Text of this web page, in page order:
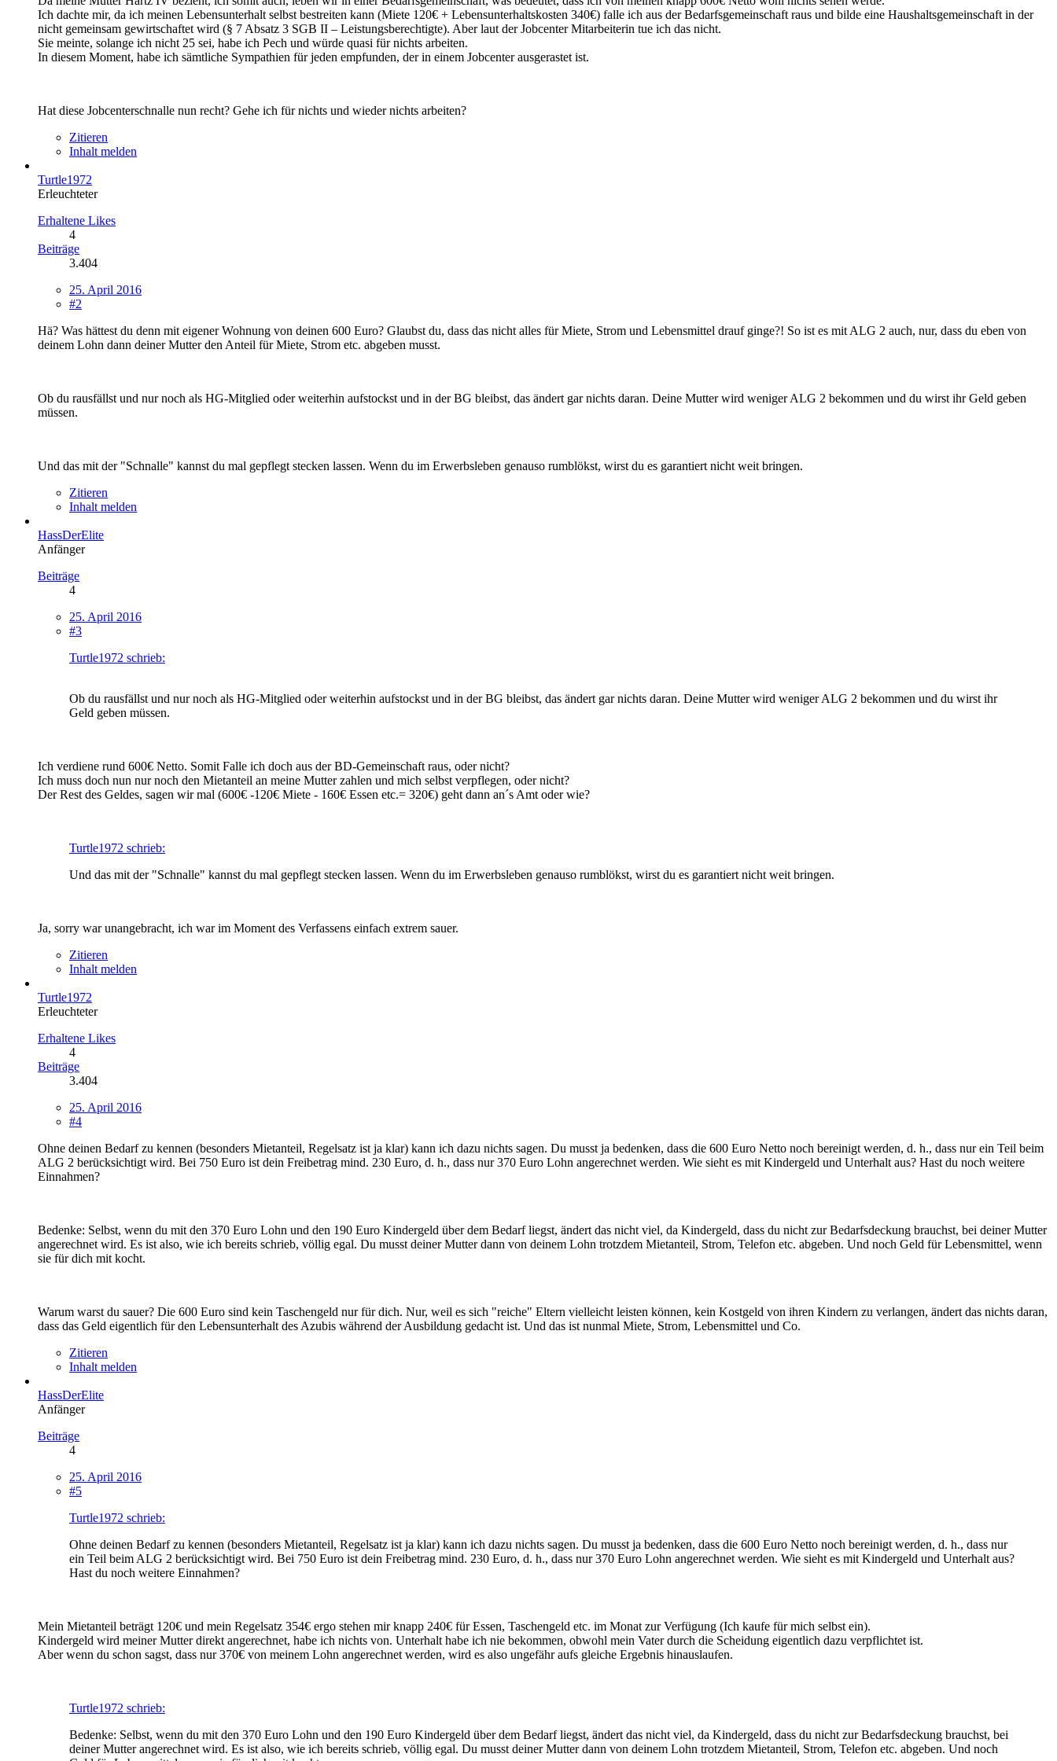
Ich dachte mir, da ich meinen Lebensunterhalt selbst bestreiten kann (Miete 120€ + Lebensunterhaltskosten 340€) falle ich aus der Bedarfsgemeinschaft raus und bilde eine Haushaltsgemeinschaft in der
nicht gemeinsam gewirtschaftet wird (§ 7 Absatz 3 SGB II – Leistungsberechtigte). Aber laut der Jobcenter Mitarbeiterin tue ich das nicht.
Sie meinte, solange ich nicht 25 sei, habe ich Pech und würde quasi für nichts arbeiten.
In diesem Moment, habe ich sämtliche Sympathien für jeden empfunden, der in einem Jobcenter ausgerastet ist.
Hat diese Jobcenterschnalle nun recht? Gehe ich für nichts und wieder nichts arbeiten?
Zitieren
Inhalt melden
Turtle1972
Erleuchteter
Erhaltene Likes
4
Beiträge
3.404
25. April 2016
#2
Hä? Was hättest du denn mit eigener Wohnung von deinen 600 Euro? Glaubst du, dass das nicht alles für Miete, Strom und Lebensmittel drauf ginge?! So ist es mit ALG 2 auch, nur, dass du eben von
deinem Lohn dann deiner Mutter den Anteil für Miete, Strom etc. abgeben musst.
Ob du rausfällst und nur noch als HG-Mitglied oder weiterhin aufstockst und in der BG bleibst, das ändert gar nichts daran. Deine Mutter wird weniger ALG 2 bekommen und du wirst ihr Geld geben
müssen.
Und das mit der "Schnalle" kannst du mal gepflegt stecken lassen. Wenn du im Erwerbsleben genauso rumblökst, wirst du es garantiert nicht weit bringen.
Zitieren
Inhalt melden
HassDerElite
Anfänger
Beiträge
4
25. April 2016
#3
Turtle1972 schrieb:
Ob du rausfällst und nur noch als HG-Mitglied oder weiterhin aufstockst und in der BG bleibst, das ändert gar nichts daran. Deine Mutter wird weniger ALG 2 bekommen und du wirst ihr
Geld geben müssen.
Ich verdiene rund 600€ Netto. Somit Falle ich doch aus der BD-Gemeinschaft raus, oder nicht?
Ich muss doch nun nur noch den Mietanteil an meine Mutter zahlen und mich selbst verpflegen, oder nicht?
Der Rest des Geldes, sagen wir mal (600€ -120€ Miete - 160€ Essen etc.= 320€) geht dann an´s Amt oder wie?
Turtle1972 schrieb:
Und das mit der "Schnalle" kannst du mal gepflegt stecken lassen. Wenn du im Erwerbsleben genauso rumblökst, wirst du es garantiert nicht weit bringen.
Ja, sorry war unangebracht, ich war im Moment des Verfassens einfach extrem sauer.
Zitieren
Inhalt melden
Turtle1972
Erleuchteter
Erhaltene Likes
4
Beiträge
3.404
25. April 2016
#4
Ohne deinen Bedarf zu kennen (besonders Mietanteil, Regelsatz ist ja klar) kann ich dazu nichts sagen. Du musst ja bedenken, dass die 600 Euro Netto noch bereinigt werden, d. h., dass nur ein Teil beim
ALG 2 berücksichtigt wird. Bei 750 Euro ist dein Freibetrag mind. 230 Euro, d. h., dass nur 370 Euro Lohn angerechnet werden. Wie sieht es mit Kindergeld und Unterhalt aus? Hast du noch weitere
Einnahmen?
Bedenke: Selbst, wenn du mit den 370 Euro Lohn und den 190 Euro Kindergeld über dem Bedarf liegst, ändert das nicht viel, da Kindergeld, dass du nicht zur Bedarfsdeckung brauchst, bei deiner Mutter
angerechnet wird. Es ist also, wie ich bereits schrieb, völlig egal. Du musst deiner Mutter dann von deinem Lohn trotzdem Mietanteil, Strom, Telefon etc. abgeben. Und noch Geld für Lebensmittel, wenn
sie für dich mit kocht.
Warum warst du sauer? Die 600 Euro sind kein Taschengeld nur für dich. Nur, weil es sich "reiche" Eltern vielleicht leisten können, kein Kostgeld von ihren Kindern zu verlangen, ändert das nichts daran,
dass das Geld eigentlich für den Lebensunterhalt des Azubis während der Ausbildung gedacht ist. Und das ist nunmal Miete, Strom, Lebensmittel und Co.
Zitieren
Inhalt melden
HassDerElite
Anfänger
Beiträge
4
25. April 2016
#5
Turtle1972 schrieb:
Ohne deinen Bedarf zu kennen (besonders Mietanteil, Regelsatz ist ja klar) kann ich dazu nichts sagen. Du musst ja bedenken, dass die 600 Euro Netto noch bereinigt werden, d. h., dass nur
ein Teil beim ALG 2 berücksichtigt wird. Bei 750 Euro ist dein Freibetrag mind. 230 Euro, d. h., dass nur 370 Euro Lohn angerechnet werden. Wie sieht es mit Kindergeld und Unterhalt aus?
Hast du noch weitere Einnahmen?
Mein Mietanteil beträgt 120€ und mein Regelsatz 354€ ergo stehen mir knapp 240€ für Essen, Taschengeld etc. im Monat zur Verfügung (Ich kaufe für mich selbst ein).
Kindergeld wird meiner Mutter direkt angerechnet, habe ich nichts von. Unterhalt habe ich nie bekommen, obwohl mein Vater durch die Scheidung eigentlich dazu verpflichtet ist.
Aber wenn du schon sagst, dass nur 370€ von meinem Lohn angerechnet werden, wird es also ungefähr aufs gleiche Ergebnis hinauslaufen.
Turtle1972 schrieb:
Bedenke: Selbst, wenn du mit den 370 Euro Lohn und den 190 Euro Kindergeld über dem Bedarf liegst, ändert das nicht viel, da Kindergeld, dass du nicht zur Bedarfsdeckung brauchst, bei
deiner Mutter angerechnet wird. Es ist also, wie ich bereits schrieb, völlig egal. Du musst deiner Mutter dann von deinem Lohn trotzdem Mietanteil, Strom, Telefon etc. abgeben. Und noch